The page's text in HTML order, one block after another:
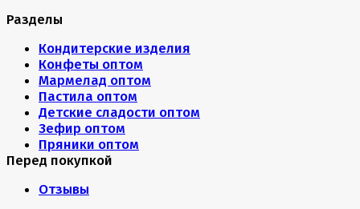
Разделы
Кондитерские изделия
Конфеты оптом
Мармелад оптом
Пастила оптом
Детские сладости оптом
Зефир оптом
Пряники оптом
Перед покупкой
Отзывы